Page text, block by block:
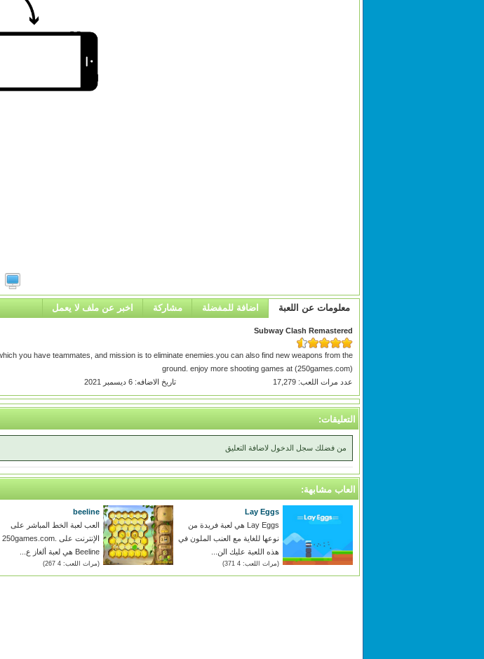
معلومات عن اللعبة اضافة للمفضلة مشاركة اخبر عن ملف لا يعمل
Subway Clash Remastered
you have teammates, and mission is to eliminate enemies.you can also find new weapons from the
ground. enjoy more shooting games at (250games.com)
عدد مرات اللعب: 17,279
تاريخ الاضافه: 6 ديسمبر 2021
التعليقات:
من فضلك سجل الدخول لاضافة التعليق
العاب مشابهة:
Lay Eggs
Lay Eggs هي لعبة فريدة من
نوعها للغاية مع العنب الملون في
هذه اللعبة عليك الن...
(مرات اللعب: 4 371)
beeline
العب لعبة الخط المباشر على
الإنترنت على 250games.com.
Beeline هي لعبة ألغاز ع...
(مرات اللعب: 4 267)